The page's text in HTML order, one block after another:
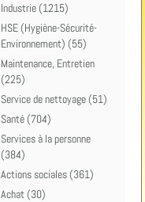
Industrie (1215)
HSE (Hygiène-Sécurité-
Environnement) (55)
Maintenance, Entretien
(225)
Service de nettoyage (51)
Santé (704)
Services à la personne
(384)
Actions sociales (361)
Achat (30)